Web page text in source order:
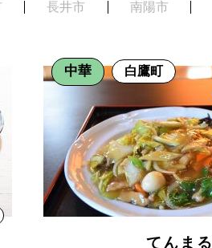
長井市 南陽市
中華 白鷹町
てんまる